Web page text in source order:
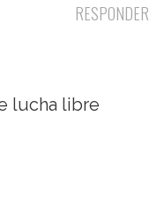
RESPONDER
lucha libre